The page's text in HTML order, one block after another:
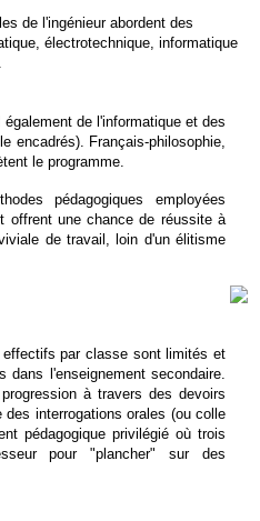
de l'ingénieur abordent des
électrotechnique, informatique
de l'informatique et des
encadrés). Français-philosophie,
le programme.
pédagogiques employées
offrent une chance de réussite à
de travail, loin d'un élitisme
par classe sont limités et
dans l'enseignement secondaire.
à travers des devoirs
interrogations orales (ou colle
pédagogique privilégié où trois
pour "plancher" sur des